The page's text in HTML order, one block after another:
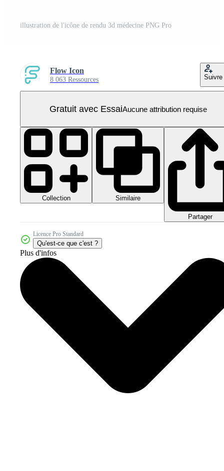
illustration de l'icône de rendu 3d médecine PNG Pro
Flow Icon
8 063 Ressources Suivre
Gratuit avec EssaiAucune attribution requise
Collection Similaire
Partager
Licence Pro Standard
Qu'est-ce que c'est ?
Plus d'infos